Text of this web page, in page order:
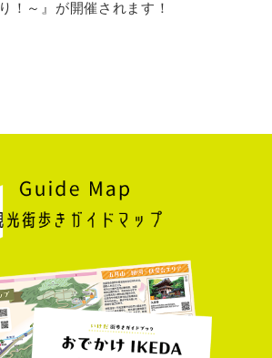
り！～』が開催されます！